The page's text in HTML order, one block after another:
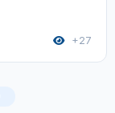
+27